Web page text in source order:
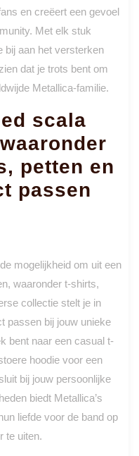
en creëert een gevoel
Met elk stuk
bij aan het versterken
dat je trots bent om
Metallica-familie.
scala
petten en
passen
mogelijkheid om uit een
waaronder t-shirts,
collectie stelt je in
passen bij jouw unieke
bent naar een casual t-
hoodie voor een
bij jouw persoonlijke
biedt Metallica’s
liefde voor de band op
te uiten.